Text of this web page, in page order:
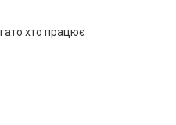
хто працює